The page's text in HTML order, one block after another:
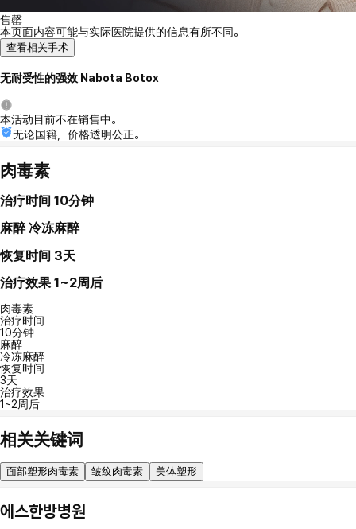
售罄
本页面内容可能与实际医院提供的信息有所不同。
查看相关手术
无耐受性的强效 Nabota Botox
本活动目前不在销售中。
无论国籍，价格透明公正。
肉毒素
治疗时间 10分钟
麻醉 冷冻麻醉
恢复时间 3天
治疗效果 1~2周后
肉毒素
治疗时间
10分钟
麻醉
冷冻麻醉
恢复时间
3天
治疗效果
1~2周后
相关关键词
面部塑形肉毒素 皱纹肉毒素 美体塑形
에스한방병원